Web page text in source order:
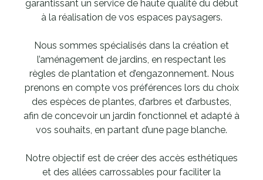
garantissant un service de haute qualité du début
à la réalisation de vos espaces paysagers.
Nous sommes spécialisés dans la création et
l’aménagement de jardins, en respectant les
règles de plantation et d’engazonnement. Nous
prenons en compte vos préférences lors du choix
des espèces de plantes, d’arbres et d’arbustes,
afin de concevoir un jardin fonctionnel et adapté à
vos souhaits, en partant d’une page blanche.
Notre objectif est de créer des accès esthétiques
et des allées carrossables pour faciliter la